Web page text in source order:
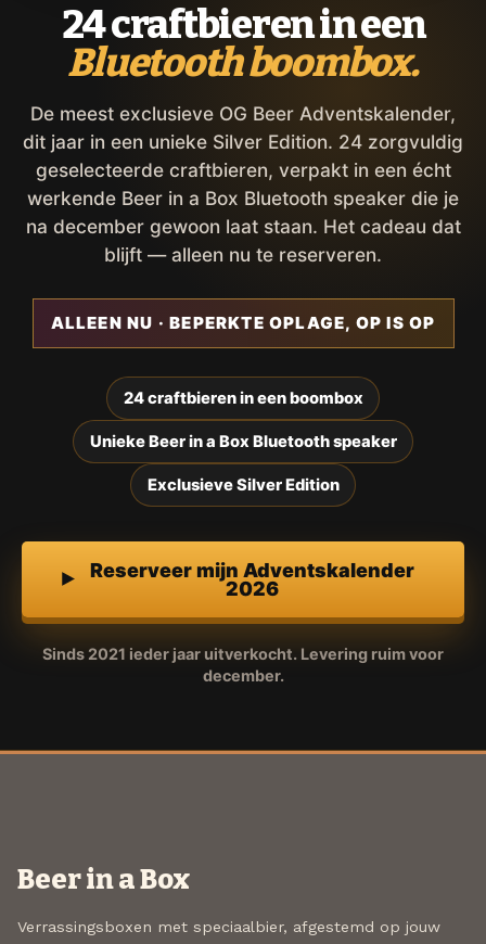
24 craftbieren in een
Bluetooth boombox.
De meest exclusieve OG Beer Adventskalender,
dit jaar in een unieke Silver Edition. 24 zorgvuldig
geselecteerde craftbieren, verpakt in een écht
werkende Beer in a Box Bluetooth speaker die je
na december gewoon laat staan. Het cadeau dat
blijft — alleen nu te reserveren.
ALLEEN NU · BEPERKTE OPLAGE, OP IS OP
24 craftbieren in een boombox
Unieke Beer in a Box Bluetooth speaker
Exclusieve Silver Edition
Reserveer mijn Adventskalender
2026
Sinds 2021 ieder jaar uitverkocht. Levering ruim voor
december.
Beer in a Box
Verrassingsboxen met speciaalbier, afgestemd op jouw